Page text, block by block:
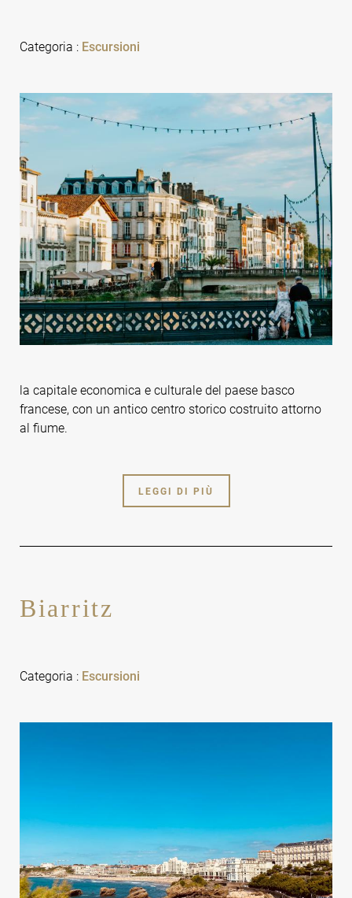
Categoria : Escursioni
la capitale economica e culturale del paese basco
francese, con un antico centro storico costruito attorno
al fiume.
LEGGI DI PIÙ
Biarritz
Categoria : Escursioni